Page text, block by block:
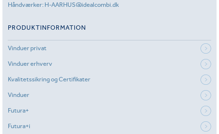
Håndværker: H-AARHUS@idealcombi.dk
PRODUKTINFORMATION
Vinduer privat
Vinduer erhverv
Kvalitetssikring og Certifikater
Vinduer
Futura+
Futura+i